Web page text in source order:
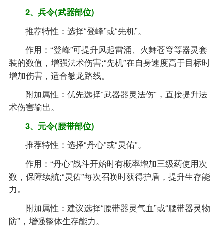
2、兵令(武器部位)
推荐特性：选择“登峰”或“先机”。
作用：“登峰”可提升风起雷涌、火舞苍穹等器灵套
装的数值，增强法术伤害;“先机”在自身速度高于目标时
增加伤害，适合敏龙路线。
附加属性：优先选择“武器器灵法伤”，直接提升法
术伤害输出。
3、元令(腰带部位)
推荐特性：选择“丹心”或“灵佑”。
作用：“丹心”战斗开始时有概率增加三级药使用次
数，保障续航;“灵佑”每次召唤时获得护盾，提升生存能
力。
附加属性：建议选择“腰带器灵气血”或“腰带器灵物
防”，增强整体生存能力。